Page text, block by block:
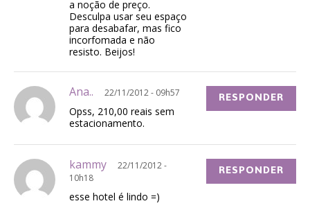
a noção de preço.
Desculpa usar seu espaço
para desabafar, mas fico
incorfomada e não
resisto. Beijos!
Ana.. 22/11/2012 - 09h57
Opss, 210,00 reais sem
estacionamento.
RESPONDER
kammy
22/11/2012 -
10h18
esse hotel é lindo =)
RESPONDER